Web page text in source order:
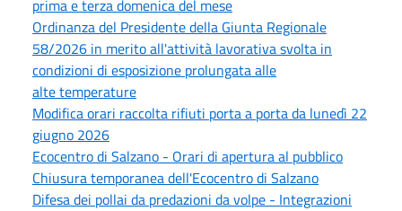
prima e terza domenica del mese
Ordinanza del Presidente della Giunta Regionale
58/2026 in merito all'attività lavorativa svolta in
condizioni di esposizione prolungata alle
alte temperature
Modifica orari raccolta rifiuti porta a porta da lunedì 22
giugno 2026
Ecocentro di Salzano - Orari di apertura al pubblico
Chiusura temporanea dell'Ecocentro di Salzano
Difesa dei pollai da predazioni da volpe - Integrazioni